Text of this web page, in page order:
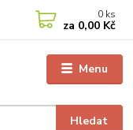
Menu
Hledat
0 ks
za 0,00 Kč